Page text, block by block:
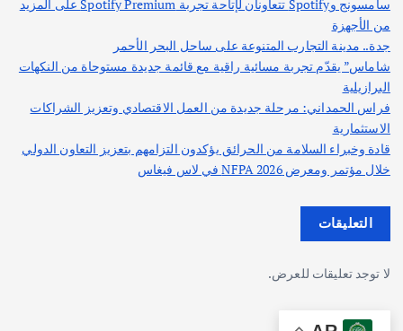
سامسونج وSpotify تتعاونان لإتاحة تجربة Spotify Premium على المزيد
من الأجهزة
جدة.. مدينة التجارب المتنوعة على ساحل البحر الأحمر
شاماس” يقدّم تجربة مسائية راقية مع قائمة جديدة مستوحاة من النكهات
البرازيلية
فراس الحمداني: مرحلة جديدة من العمل الاقتصادي وتعزيز الشراكات
الاستثمارية
قادة وخبراء السلامة من الحرائق يؤكدون التزامهم بتعزيز التعاون الدولي
خلال مؤتمر ومعرض NFPA 2026 في لاس فيغاس
التعليقات
لا توجد تعليقات للعرض.